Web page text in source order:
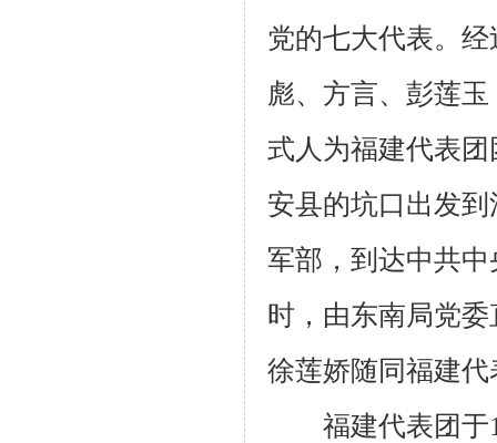
党的七大代表。
彪、方言、彭莲
式人为福建代表
安县的坑口出发
军部，到达中共
时，由东南局党
徐莲娇随同福建
福建代表团于